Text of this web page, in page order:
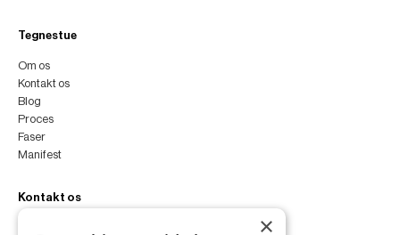
Tegnestue
Om os
Kontakt os
Blog
Proces
Faser
Manifest
Kontakt os
×